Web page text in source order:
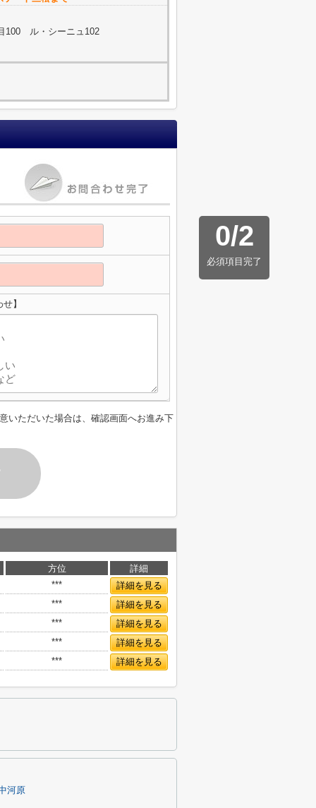
100 ル・シーニュ102
0/2
必須項目完了
】
いただいた場合は、確認画面へお進み下
方位
詳細
***
詳細を見る
***
詳細を見る
***
詳細を見る
***
詳細を見る
***
詳細を見る
河原